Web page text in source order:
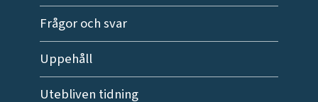
Frågor och svar
Uppehåll
Utebliven tidning